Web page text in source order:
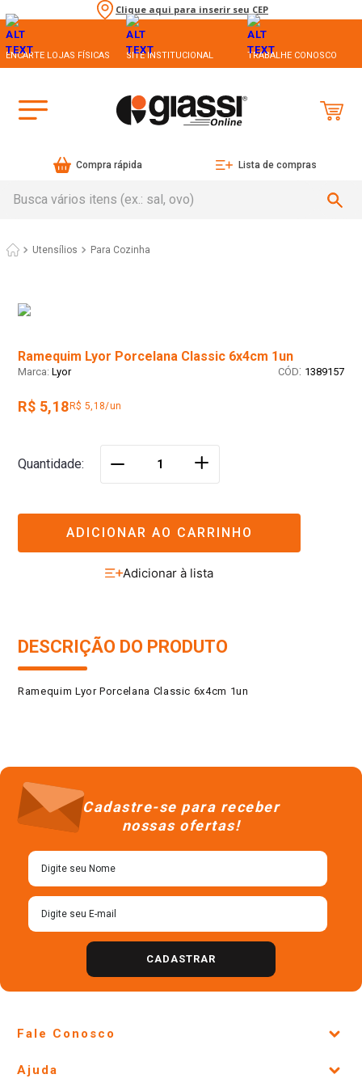
Clique aqui para inserir seu CEP
ENCARTE LOJAS FÍSICAS SITE INSTITUCIONAL TRABALHE CONOSCO
Compra rápida Lista de compras
Utensílios Para Cozinha
Ramequim Lyor Porcelana Classic 6x4cm 1un
Lyor : 1389157
R$ 5,18 R$ 5,18/un
Quantidade ＋
ADICIONAR AO CARRINHO
DESCRIÇÃO DO PRODUTO
Ramequim Lyor Porcelana Classic 6x4cm 1un
Cadastre-se para receber
nossas ofertas!